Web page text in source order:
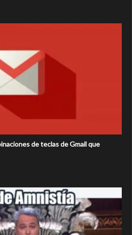
de teclas de Gmail que